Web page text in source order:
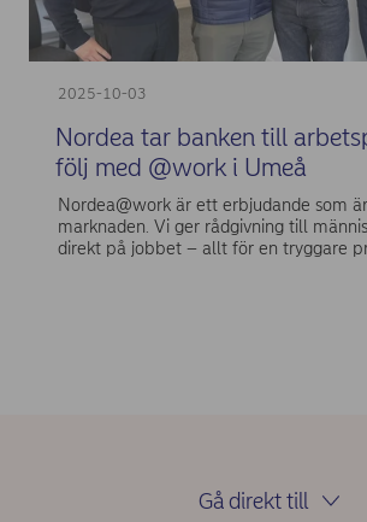
2025-10-03
Nordea tar banken till
följ med @work i Umeå
Nordea@work är ett erbjudande som
marknaden. Vi ger rådgivning till
direkt på jobbet – allt för en tryggare
Gå direkt till